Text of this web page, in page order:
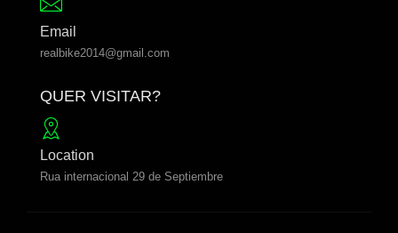
Email
realbike2014@gmail.com
QUER VISITAR?
Location
Rua internacional 29 de Septiembre